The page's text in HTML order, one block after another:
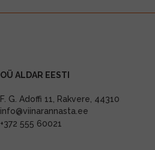
OÜ ALDAR EESTI
F. G. Adoffi 11, Rakvere, 44310
info@viinarannasta.ee
+372 555 60021